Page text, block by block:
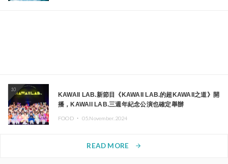
10
KAWAII LAB.新節目《KAWAII LAB.的超KAWAII之道》開
播，KAWAII LAB.三週年紀念公演也確定舉辦
FOOD ・ 05.November.2024
READ MORE arrow_forward